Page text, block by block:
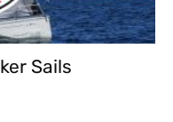
Sails